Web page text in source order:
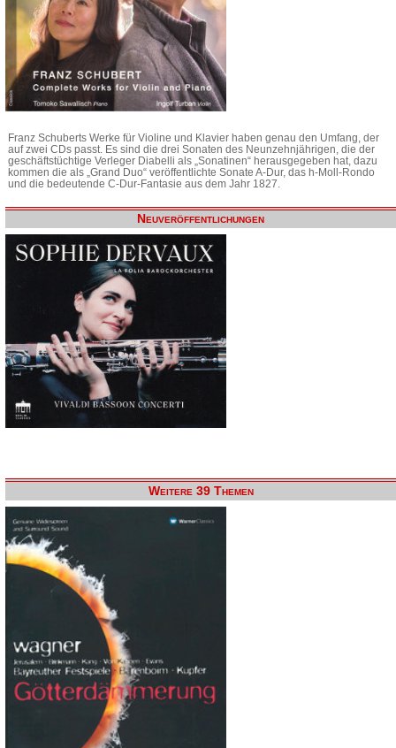
Franz Schuberts Werke für Violine und Klavier haben genau den Umfang, der
auf zwei CDs passt. Es sind die drei Sonaten des Neunzehnjährigen, die der
geschäftstüchtige Verleger Diabelli als „Sonatinen“ herausgegeben hat, dazu
kommen die als „Grand Duo“ veröffentlichte Sonate A-Dur, das h-Moll-Rondo
und die bedeutende C-Dur-Fantasie aus dem Jahr 1827.
Neuveröffentlichungen
Weitere 39 Themen